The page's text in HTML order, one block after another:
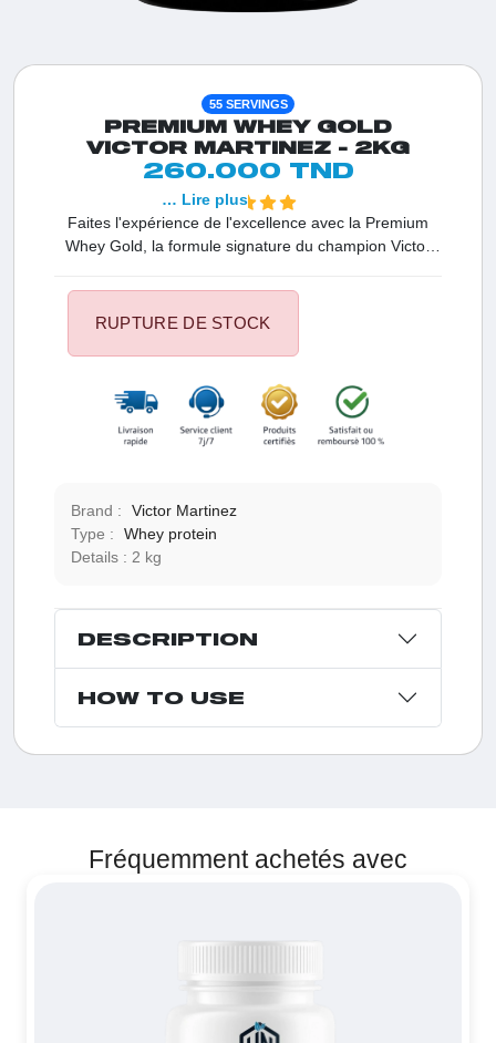
55 SERVINGS
PREMIUM WHEY GOLD
VICTOR MARTINEZ - 2KG
260.000 TND
Faites l'expérience de l'excellence avec la Premium
Whey Gold, la formule signature du champion Victor
maximale des protéines, cette matrice premium
combine pureté et goût exceptionnel pour soutenir
azoté positif, même lors des cycles d'entraînement les
plus intenses.
… Lire plus
RUPTURE DE STOCK
Brand :
Victor Martinez
Type :
Whey protein
Details :
2 kg
DESCRIPTION
HOW TO USE
Fréquemment achetés avec